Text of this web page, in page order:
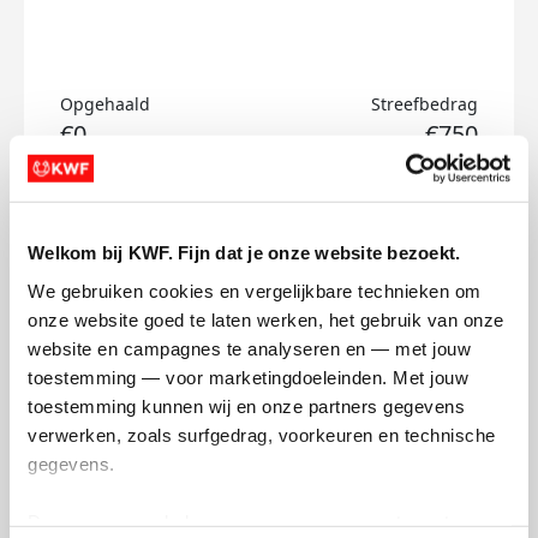
Welkom bij KWF. Fijn dat je onze website bezoekt.
We gebruiken cookies en vergelijkbare technieken om
onze website goed te laten werken, het gebruik van onze
website en campagnes te analyseren en — met jouw
toestemming — voor marketingdoeleinden. Met jouw
toestemming kunnen wij en onze partners gegevens
verwerken, zoals surfgedrag, voorkeuren en technische
gegevens.
Opgehaald
€0
Streefbedrag
€750
Doneer
Renée's badges